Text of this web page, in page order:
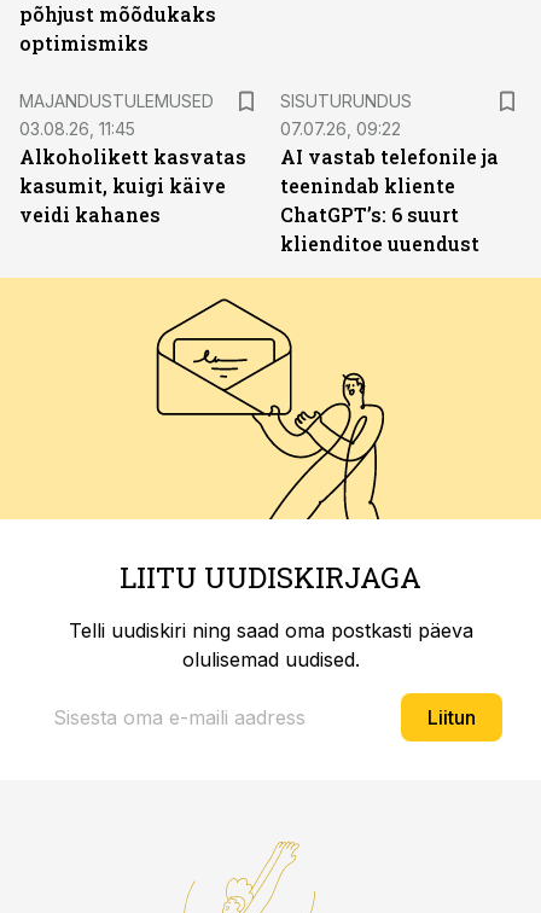
põhjust mõõdukaks
optimismiks
MAJANDUSTULEMUSED
03.08.26, 11:45
Alkoholikett kasvatas
kasumit, kuigi käive
veidi kahanes
SISUTURUNDUS
07.07.26, 09:22
AI vastab telefonile ja
teenindab kliente
ChatGPT’s: 6 suurt
klienditoe uuendust
LIITU UUDISKIRJAGA
Telli uudiskiri ning saad oma postkasti päeva
olulisemad uudised.
Liitun